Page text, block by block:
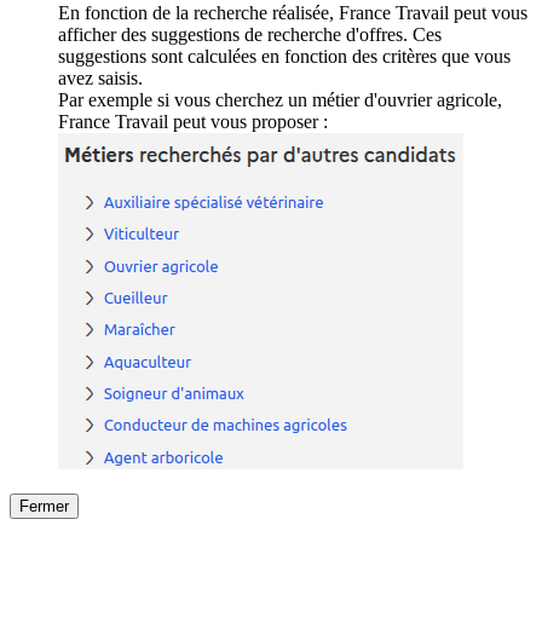
En fonction de la recherche réalisée, France Travail peut vous
afficher des suggestions de recherche d'offres. Ces
suggestions sont calculées en fonction des critères que vous
avez saisis.
Par exemple si vous cherchez un métier d'ouvrier agricole,
France Travail peut vous proposer :
Fermer